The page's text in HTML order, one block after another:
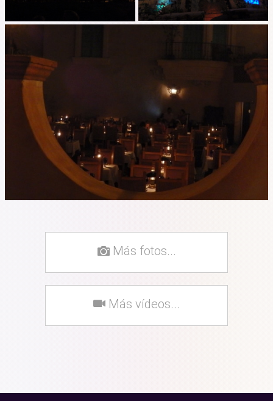
Más fotos...
Más vídeos...